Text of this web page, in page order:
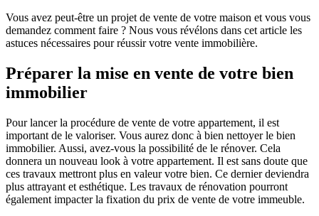
Vous avez peut-être un projet de vente de votre maison et vous vous
demandez comment faire ? Nous vous révélons dans cet article les
astuces nécessaires pour réussir votre vente immobilière.
Préparer la mise en vente de votre bien
immobilier
Pour lancer la procédure de vente de votre appartement, il est
important de le valoriser. Vous aurez donc à bien nettoyer le bien
immobilier. Aussi, avez-vous la possibilité de le rénover. Cela
donnera un nouveau look à votre appartement. Il est sans doute que
ces travaux mettront plus en valeur votre bien. Ce dernier deviendra
plus attrayant et esthétique. Les travaux de rénovation pourront
également impacter la fixation du prix de vente de votre immeuble.